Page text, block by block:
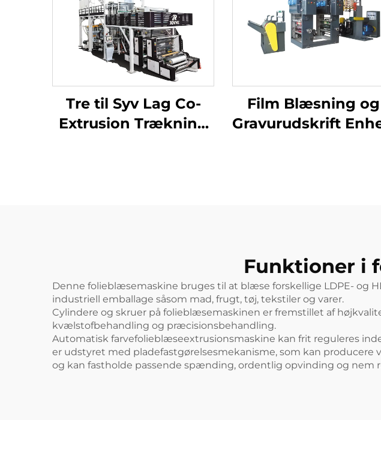
Tre til Syv Lag Co-
Extrusion Trækning
Film Blæsning og
Gravurudskrift
Funktioner i
Denne folieblæsemaskine bruges til at blæse forskellige LDPE- og
industriell emballage såsom mad, frugt, tøj, tekstiler og varer.
Cylindere og skruer på folieblæsemaskinen er fremstillet af
kvælstofbehandling og præcisionsbehandling.
Automatisk farvefolieblæseextrusionsmaskine kan frit reguleres
er udstyret med pladefastgørelsesmekanisme, som kan
og kan fastholde passende spænding, ordentlig opvinding og nem